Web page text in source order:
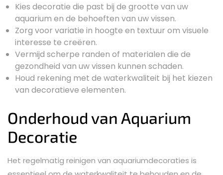
Kies decoratie die past bij de grootte van uw
aquarium en de behoeften van uw vissen.
Zorg voor variatie in hoogte en textuur om visuele
interesse te creëren.
Vermijd scherpe randen of materialen die de
gezondheid van uw vissen kunnen schaden.
Houd rekening met de waterkwaliteit bij het kiezen
van decoratieve elementen.
Onderhoud van Aquarium
Decoratie
Het regelmatig reinigen van aquariumdecoraties is